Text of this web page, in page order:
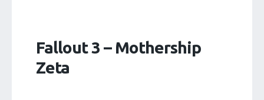
Fallout 3 – Mothership
Zeta